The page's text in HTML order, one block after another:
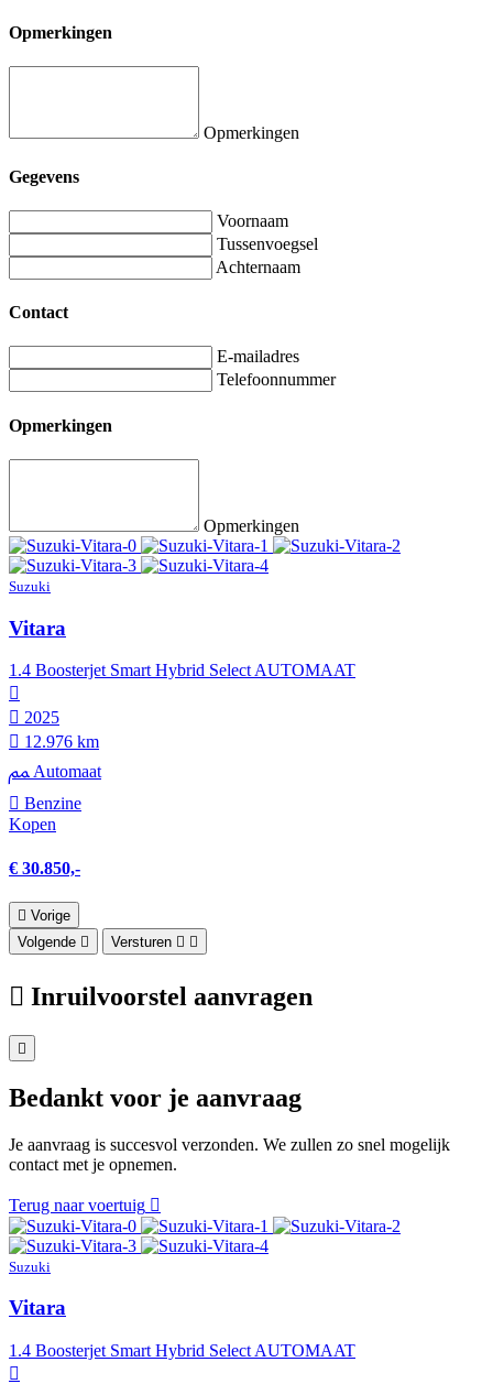
Opmerkingen
Opmerkingen
Gegevens
Voornaam
Tussenvoegsel
Achternaam
Contact
E-mailadres
Telefoonnummer
Opmerkingen
Opmerkingen
Suzuki
Vitara
1.4 Boosterjet Smart Hybrid Select AUTOMAAT
2025
12.976 km
Automaat
Benzine
Kopen
€ 30.850,-
Vorige
Volgende
Versturen
Inruilvoorstel aanvragen
Bedankt voor je aanvraag
Je aanvraag is succesvol verzonden. We zullen zo snel mogelijk
contact met je opnemen.
Terug naar voertuig
Suzuki
Vitara
1.4 Boosterjet Smart Hybrid Select AUTOMAAT